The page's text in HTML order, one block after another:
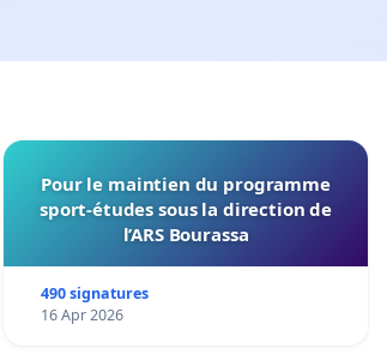
Pour le maintien du programme
sport-études sous la direction de
l’ARS Bourassa
490 signatures
16 Apr 2026